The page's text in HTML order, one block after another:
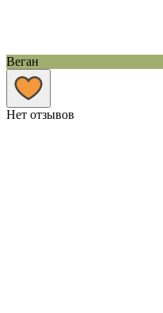
Веган
Нет отзывов